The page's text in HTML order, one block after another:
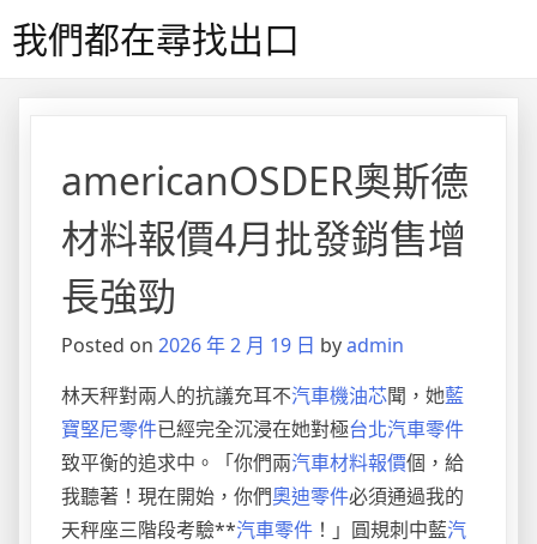
to我們都在尋找出口
americanOSDER奧斯德
材料報價4月批發銷售增
長強勁
Posted on 2026 年 2 月 19 日 byadmin
林天秤對兩人的抗議充耳不汽車機油芯聞，她藍
寶堅尼零件已經完全沉浸在她對極台北汽車零件
致平衡的追求中。「你們兩汽車材料報價個，給
我聽著！現在開始，你們奧迪零件必須通過我的
天秤座三階段考驗**汽車零件 ！」圓規刺中藍汽